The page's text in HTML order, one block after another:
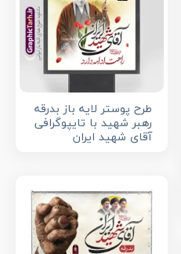
طرح پوستر لایه باز بدرقه
رهبر شهید با تایپوگرافی
آقای شهید ایران